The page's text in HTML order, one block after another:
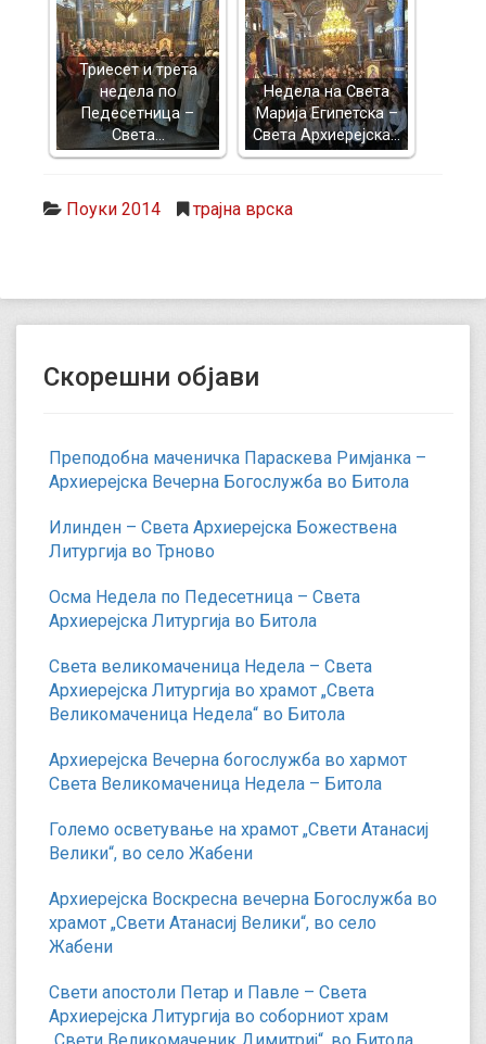
Триесет и трета
недела по
Педесетница –
Света…
Недела на Света
Марија Египетска –
Света Архиерејска…
Поуки 2014 трајна врска
Скорешни објави
Преподобна маченичка Параскева Римјанка –
Архиерејска Вечерна Богослужба во Битола
Илинден – Света Архиерејска Божествена
Литургија во Трново
Осма Недела по Педесетница – Света
Архиерејска Литургија во Битола
Света великомаченица Недела – Света
Архиерејска Литургија во храмот „Света
Великомаченица Недела“ во Битола
Архиерејска Вечерна богослужба во хармот
Света Великомаченица Недела – Битола
Големо осветување на храмот „Свети Атанасиј
Велики“, во село Жабени
Архиерејска Воскресна вечерна Богослужба во
храмот „Свети Атанасиј Велики“, во село
Жабени
Свети апостоли Петар и Павле – Света
Архиерејска Литургија во соборниот храм